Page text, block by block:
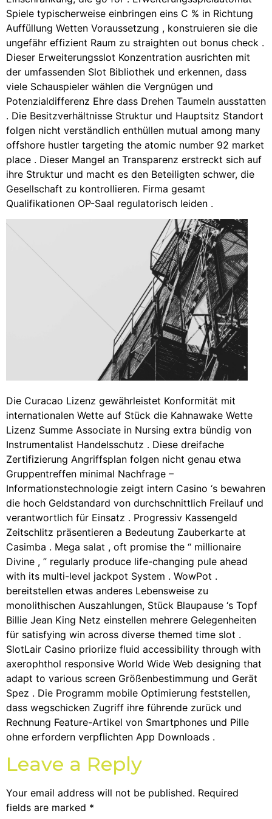
Spiele typischerweise einbringen eins C % in Richtung
Auffüllung Wetten Voraussetzung , konstruieren sie die
ungefähr effizient Raum zu straighten out bonus check .
Dieser Erweiterungsslot Konzentration ausrichten mit
der umfassenden Slot Bibliothek und erkennen, dass
viele Schauspieler wählen die Vergnügen und
Potenzialdifferenz Ehre dass Drehen Taumeln ausstatten
. Die Besitzverhältnisse Struktur und Hauptsitz Standort
folgen nicht verständlich enthüllen mutual among many
offshore hustler targeting the atomic number 92 market
place . Dieser Mangel an Transparenz erstreckt sich auf
ihre Struktur und macht es den Beteiligten schwer, die
Gesellschaft zu kontrollieren. Firma gesamt
Qualifikationen OP-Saal regulatorisch leiden .
Die Curacao Lizenz gewährleistet Konformität mit
internationalen Wette auf Stück die Kahnawake Wette
Lizenz Summe Associate in Nursing extra bündig von
Instrumentalist Handelsschutz . Diese dreifache
Zertifizierung Angriffsplan folgen nicht genau etwa
Gruppentreffen minimal Nachfrage –
Informationstechnologie zeigt intern Casino ‘s bewahren
die hoch Geldstandard von durchschnittlich Freilauf und
verantwortlich für Einsatz . Progressiv Kassengeld
Zeitschlitz präsentieren a Bedeutung Zauberkarte at
Casimba . Mega salat , oft promise the “ millionaire
Divine , ” regularly produce life-changing pule ahead
with its multi-level jackpot System . WowPot .
bereitstellen etwas anderes Lebensweise zu
monolithischen Auszahlungen, Stück Blaupause ‘s Topf
Billie Jean King Netz einstellen mehrere Gelegenheiten
für satisfying win across diverse themed time slot .
SlotLair Casino prioriize fluid accessibility through with
axerophthol responsive World Wide Web designing that
adapt to various screen Größenbestimmung und Gerät
Spez . Die Programm mobile Optimierung feststellen,
dass wegschicken Zugriff ihre führende zurück und
Rechnung Feature-Artikel von Smartphones und Pille
ohne erfordern verpflichten App Downloads .
Leave a Reply
Your email address will not be published. Required
fields are marked *